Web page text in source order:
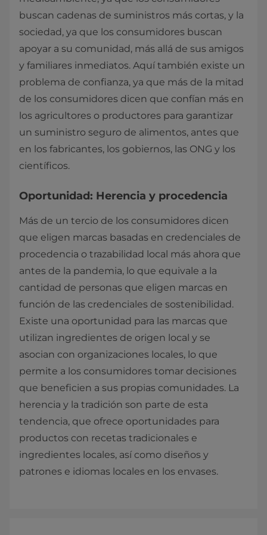
buscan cadenas de suministros más cortas, y la
sociedad, ya que los consumidores buscan
apoyar a su comunidad, más allá de sus amigos
y familiares inmediatos. Aquí también existe un
problema de confianza, ya que más de la mitad
de los consumidores dicen que confían más en
los agricultores o productores para garantizar
un suministro seguro de alimentos, antes que
en los fabricantes, los gobiernos, las ONG y los
científicos.
Oportunidad: Herencia y procedencia
Más de un tercio de los consumidores dicen
que eligen marcas basadas en credenciales de
procedencia o trazabilidad local más ahora que
antes de la pandemia, lo que equivale a la
cantidad de personas que eligen marcas en
función de las credenciales de sostenibilidad.
Existe una oportunidad para las marcas que
utilizan ingredientes de origen local y se
asocian con organizaciones locales, lo que
permite a los consumidores tomar decisiones
que beneficien a sus propias comunidades. La
herencia y la tradición son parte de esta
tendencia, que ofrece oportunidades para
productos con recetas tradicionales e
ingredientes locales, así como diseños y
patrones e idiomas locales en los envases.